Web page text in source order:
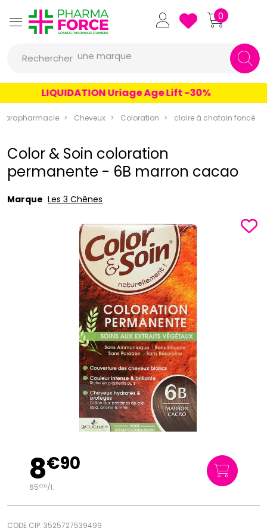
Pharmaforce Grande Pharmacie
0
Rechercher
un produit
une marque
LIQUIDATION Uriage Age Lift -30%
Parapharmacie Cheveux Coloration claire à chatain foncé
Color & Soin coloration
permanente - 6B marron cacao
Marque Les 3 Chênes
8€90
65€93/l.
CODE CIP: 3525727539499